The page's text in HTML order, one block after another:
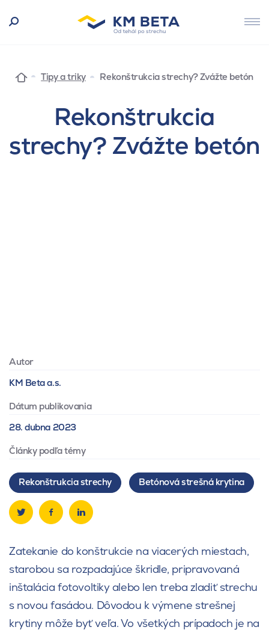
Tipy a triky Rekonštrukcia strechy? Zvážte betón
Rekonštrukcia
strechy? Zvážte betón
Autor
KM Beta a.s.
Dátum publikovania
28. dubna 2023
Články podľa témy
Rekonštrukcia strechy Betónová strešná krytina
Zatekanie do konštrukcie na viacerých miestach,
starobou sa rozpadajúce škridle, pripravovaná
inštalácia fotovoltiky alebo len treba zladiť strechu
s novou fasádou. Dôvodou k výmene strešnej
krytiny môže byť veľa. Vo všetkých prípadoch je na